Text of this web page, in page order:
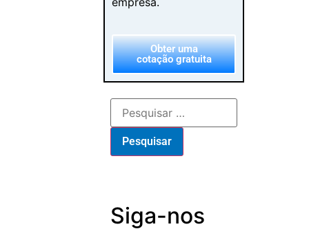
Publicações mais
recentes
Luxury Furniture
Investment: The
Buy: The Furniture